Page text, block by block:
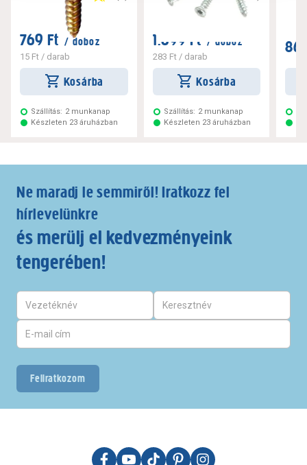
769 Ft / doboz
15 Ft / darab
Kosárba
Szállítás: 2 munkanap
Készleten 23 áruházban
1.699 Ft / doboz
283 Ft/ darab
Kosárba
Szállítás: 2 munkanap
Készleten 23 áruházban
Ne maradj le semmiről! Iratkozz fel
hírlevelünkre
és merülj el kedvezményeink
tengerében!
Feliratkozom